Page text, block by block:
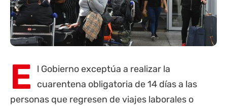
E
l Gobierno exceptúa a realizar la
cuarentena obligatoria de 14 días a las
personas que regresen de viajes laborales o